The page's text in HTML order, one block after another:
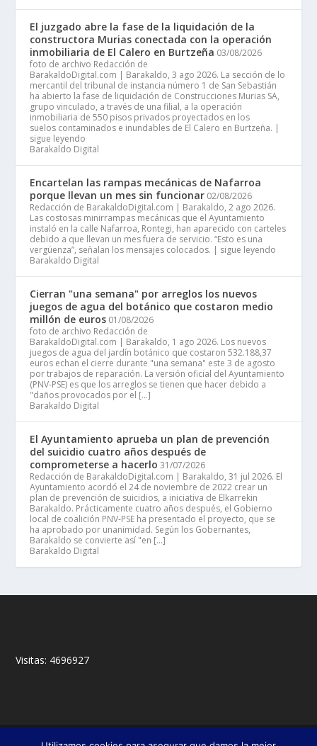
El juzgado abre la fase de la liquidación de la
constructora Murias conectada con la operación
inmobiliaria de El Calero en Burtzeña 03/08/2026
foto de archivo Redacción de
BarakaldoDigital.com | Barakaldo, 3 ago 2026. La sección de lo
mercantil del tribunal de instancia número 1 de San Sebastián
ha abierto la fase de liquidación de Construcciones Murias SA,
grupo vinculado, a través de una filial, a la operación
inmobiliaria de 550 pisos privados proyectados en los
suelos contaminados e inundables de El Calero en Burtzeña. |
sigue leyendo
Barakaldo Digital
Encartelan las rampas mecánicas de Nafarroa
porque llevan un mes sin funcionar 02/08/2026
Redacción de BarakaldoDigital.com | Barakaldo, 2 ago 2026.
Las costosas minirrampas mecánicas que el Ayuntamiento
instaló en la calle Nafarroa, Rontegi, han aparecido con carteles
debido a que llevan un mes fuera de servicio. “Esto es una
vergüenza”, señalan los mensajes colocados. | sigue leyendo
Barakaldo Digital
Cierran "una semana" por arreglos los nuevos
juegos de agua del botánico que costaron medio
millón de euros 01/08/2026
foto de archivo Redacción de
BarakaldoDigital.com | Barakaldo, 1 ago 2026. Los nuevos
juegos de agua del jardín botánico que costaron 532.188,37
euros echan el cierre durante "una semana" este 3 de agosto
por trabajos de reparación. La versión oficial del Ayuntamiento
(PNV-PSE) es que los arreglos se tienen que hacer debido a
"daños provocados por el […]
Barakaldo Digital
El Ayuntamiento aprueba un plan de prevención
del suicidio cuatro años después de
comprometerse a hacerlo 31/07/2026
Redacción de BarakaldoDigital.com | Barakaldo, 31 jul 2026. El
Ayuntamiento acordó el 24 de noviembre de 2022 crear un
plan de prevención de suicidios, a iniciativa de Elkarrekin
Barakaldo. Prácticamente cuatro años después, el Gobierno
local de coalición PNV-PSE ha presentado el proyecto, que se
ha aprobado por unanimidad. Según los Gobernantes,
Barakaldo se convierte así "en […]
Barakaldo Digital
Visitas: 4696927
© 2018, &